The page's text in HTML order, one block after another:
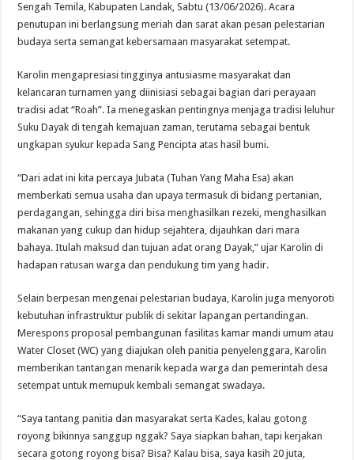
Sengah Temila, Kabupaten Landak, Sabtu (13/06/2026). Acara
penutupan ini berlangsung meriah dan sarat akan pesan pelestarian
budaya serta semangat kebersamaan masyarakat setempat.
Karolin mengapresiasi tingginya antusiasme masyarakat dan
kelancaran turnamen yang diinisiasi sebagai bagian dari perayaan
tradisi adat “Roah”. Ia menegaskan pentingnya menjaga tradisi leluhur
Suku Dayak di tengah kemajuan zaman, terutama sebagai bentuk
ungkapan syukur kepada Sang Pencipta atas hasil bumi.
“Dari adat ini kita percaya Jubata (Tuhan Yang Maha Esa) akan
memberkati semua usaha dan upaya termasuk di bidang pertanian,
perdagangan, sehingga diri bisa menghasilkan rezeki, menghasilkan
makanan yang cukup dan hidup sejahtera, dijauhkan dari mara
bahaya. Itulah maksud dan tujuan adat orang Dayak,” ujar Karolin di
hadapan ratusan warga dan pendukung tim yang hadir.
Selain berpesan mengenai pelestarian budaya, Karolin juga menyoroti
kebutuhan infrastruktur publik di sekitar lapangan pertandingan.
Merespons proposal pembangunan fasilitas kamar mandi umum atau
Water Closet (WC) yang diajukan oleh panitia penyelenggara, Karolin
memberikan tantangan menarik kepada warga dan pemerintah desa
setempat untuk memupuk kembali semangat swadaya.
“Saya tantang panitia dan masyarakat serta Kades, kalau gotong
royong bikinnya sanggup nggak? Saya siapkan bahan, tapi kerjakan
secara gotong royong bisa? Bisa? Kalau bisa, saya kasih 20 juta,